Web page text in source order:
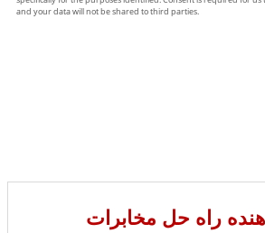
راه حل مخابرات